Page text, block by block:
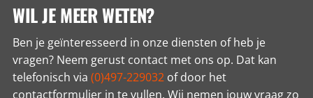
WIL JE MEER WETEN?
Ben je geïnteresseerd in onze diensten of heb je
vragen? Neem gerust contact met ons op. Dat kan
telefonisch via (0)497-229032 of door het
contactformulier in te vullen. Wij nemen jouw vraag zo